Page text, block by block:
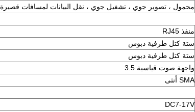
محمول ، تصوير جوي ، تشغيل جوي ، نقل البيانات لمسافات قصيرة
منفذ RJ45
ستة كتل طرفية دبوس
ستة كتل طرفية دبوس
واجهة صوت قياسية 3.5
SMA أنثى
DC7-17V